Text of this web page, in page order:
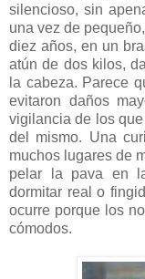
silencioso, sin
una vez de
diez años, en un
atún de dos kilos,
la cabeza. Parece
evitaron daños
vigilancia de los
del mismo. Una
muchos lugares de
pelar la pava en
dormitar real o
ocurre porque los
cómodos.